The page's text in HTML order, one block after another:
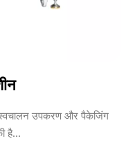
उपकरण और पैकेजिंग
है...